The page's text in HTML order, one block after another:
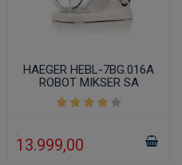
HAEGER HEBL-7BG.016A
ROBOT MIKSER SA
POSUDOM 5L 700W
13.999,00